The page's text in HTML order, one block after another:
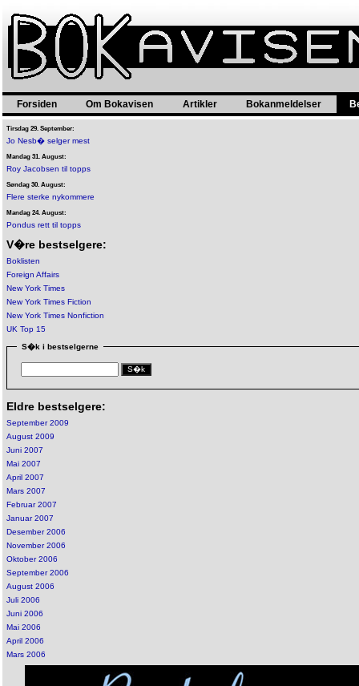
Forsiden Om Bokavisen Artikler Bokanmeldelser
Tirsdag 29. September:
Jo Nesb� selger mest
Mandag 31. August:
Roy Jacobsen til topps
Søndag 30. August:
Flere sterke nykommere
Mandag 24. August:
Pondus rett til topps
V�re bestselgere:
Boklisten
Foreign Affairs
New York Times
New York Times Fiction
New York Times Nonfiction
UK Top 15
S�k i bestselgerne
Eldre bestselgere:
September 2009
August 2009
Juni 2007
Mai 2007
April 2007
Mars 2007
Februar 2007
Januar 2007
Desember 2006
November 2006
Oktober 2006
September 2006
August 2006
Juli 2006
Juni 2006
Mai 2006
April 2006
Mars 2006